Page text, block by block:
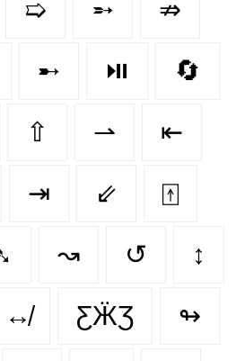
➯ ➵ ⇏
➸ ⏯️ 🔄
⇧ ⇀ ⇤
⇥ ⇙ ⍐
↝ ↺ ↕
↮ ƸӜƷ ↬